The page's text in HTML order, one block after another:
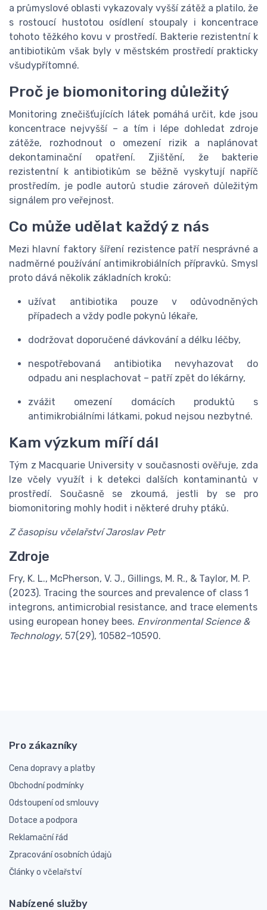
a průmyslové oblasti vykazovaly vyšší zátěž a platilo, že
s rostoucí hustotou osídlení stoupaly i koncentrace
tohoto těžkého kovu v prostředí. Bakterie rezistentní k
antibiotikům však byly v městském prostředí prakticky
všudypřítomné.
Proč je biomonitoring důležitý
Monitoring znečišťujících látek pomáhá určit, kde jsou
koncentrace nejvyšší – a tím i lépe dohledat zdroje
zátěže, rozhodnout o omezení rizik a naplánovat
dekontaminační opatření. Zjištění, že bakterie
rezistentní k antibiotikům se běžně vyskytují napříč
prostředím, je podle autorů studie zároveň důležitým
signálem pro veřejnost.
Co může udělat každý z nás
Mezi hlavní faktory šíření rezistence patří nesprávné a
nadměrné používání antimikrobiálních přípravků. Smysl
proto dává několik základních kroků:
užívat antibiotika pouze v odůvodněných
případech a vždy podle pokynů lékaře,
dodržovat doporučené dávkování a délku léčby,
nespotřebovaná antibiotika nevyhazovat do
odpadu ani nesplachovat – patří zpět do lékárny,
zvážit omezení domácích produktů s
antimikrobiálními látkami, pokud nejsou nezbytné.
Kam výzkum míří dál
Tým z Macquarie University v současnosti ověřuje, zda
lze včely využít i k detekci dalších kontaminantů v
prostředí. Současně se zkoumá, jestli by se pro
biomonitoring mohly hodit i některé druhy ptáků.
Z časopisu včelařství Jaroslav Petr
Zdroje
Fry, K. L., McPherson, V. J., Gillings, M. R., & Taylor, M. P.
(2023). Tracing the sources and prevalence of class 1
integrons, antimicrobial resistance, and trace elements
using european honey bees. Environmental Science &
Technology, 57(29), 10582–10590.
Pro zákazníky
Cena dopravy a platby
Obchodní podmínky
Odstoupení od smlouvy
Dotace a podpora
Reklamační řád
Zpracování osobních údajů
Články o včelařství
Nabízené služby